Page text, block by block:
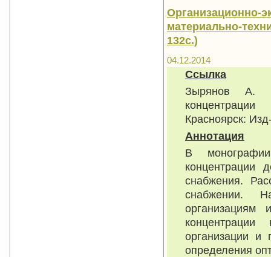
Организационно-
материально-
132с.)
04.12.2014
Ссылка
Зырянов А. В.
Красноярск:
Аннотация
В
концентрации
снабжения.
снабжении.
организациям
организации и
определения